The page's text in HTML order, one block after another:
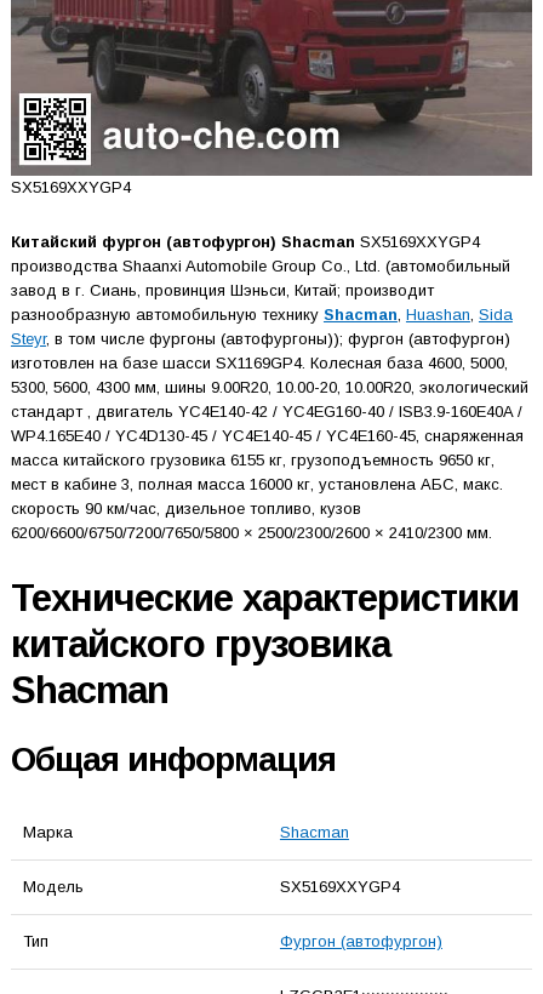
SX5169XXYGP4
Китайский фургон (автофургон) Shacman SX5169XXYGP4
производства Shaanxi Automobile Group Co., Ltd. (автомобильный
завод в г. Сиань, провинция Шэньси, Китай; производит
разнообразную автомобильную технику Shacman Huashan Sida
Steyr, в том числе фургоны (автофургоны)); фургон (автофургон)
изготовлен на базе шасси SX1169GP4. Колесная база 4600, 5000,
5300, 5600, 4300 мм, шины 9.00R20, 10.00-20, 10.00R20, экологический
стандарт , двигатель YC4E140-42 / YC4EG160-40 / ISB3.9-160E40A /
WP4.165E40 / YC4D130-45 / YC4E140-45 / YC4E160-45, снаряженная
масса китайского грузовика 6155 кг, грузоподъемность 9650 кг,
мест в кабине 3, полная масса 16000 кг, установлена АБС, макс.
скорость 90 км/час, дизельное топливо, кузов
6200/6600/6750/7200/7650/5800 × 2500/2300/2600 × 2410/2300 мм.
Технические характеристики
китайского грузовика
Shacman
Общая информация
Марка Shacman
Модель SX5169XXYGP4
Тип Фургон (автофургон)